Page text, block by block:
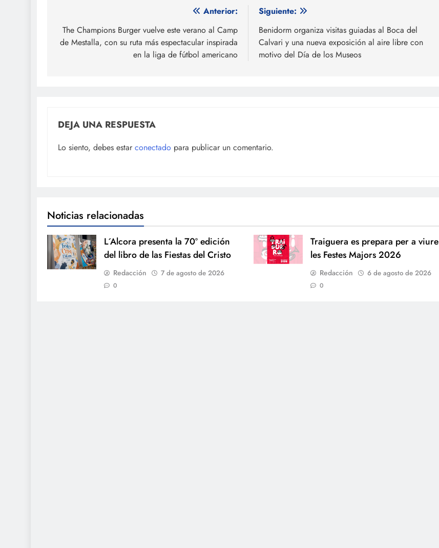
de
entradas
Anterior:
The Champions Burger vuelve este verano al Camp
de Mestalla, con su ruta más espectacular inspirada
en la liga de fútbol americano
Siguiente:
Benidorm organiza visitas guiadas al Boca del
Calvari y una nueva exposición al aire libre con
motivo del Día de los Museos
DEJA UNA RESPUESTA
Lo siento, debes estar conectado para publicar un comentario.
Noticias relacionadas
L´Alcora presenta la 70º edición
del libro de las Fiestas del Cristo
Redacción 7 de agosto de 2026
0
Traiguera es prepara per a viure
les Festes Majors 2026
Redacción 6 de agosto de 2026
0